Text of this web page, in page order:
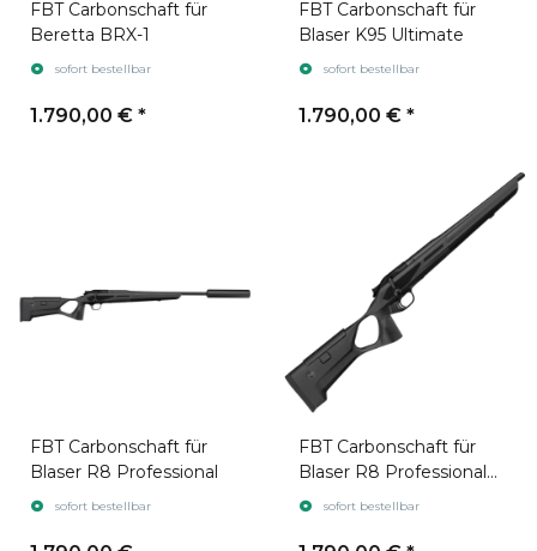
FBT Carbonschaft für
Beretta BRX-1
sofort bestellbar
1.790,00 € *
FBT Carbonschaft für
Blaser K95 Ultimate
sofort bestellbar
1.790,00 € *
FBT Carbonschaft für
Blaser R8 Professional
sofort bestellbar
FBT Carbonschaft für
Blaser R8 Professional
Success
sofort bestellbar